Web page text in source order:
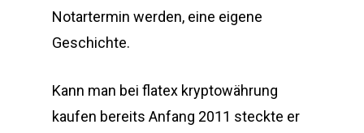
Notartermin werden, eine eigene
Geschichte.
Kann man bei flatex kryptowährung
kaufen bereits Anfang 2011 steckte er